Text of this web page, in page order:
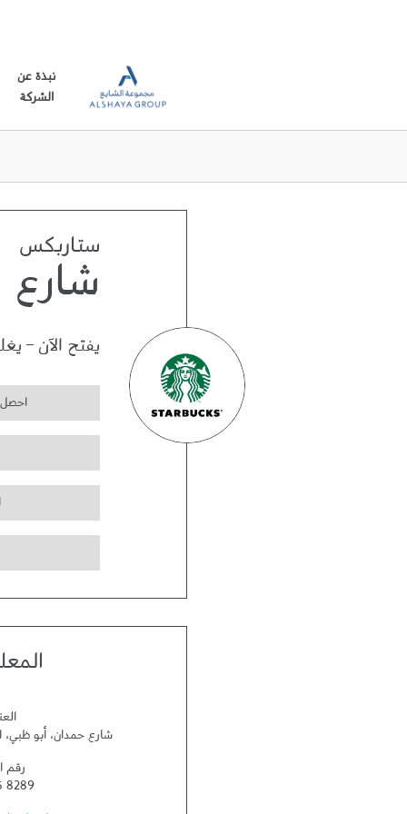
نبذة عن
الشركة
ستاربكس
يفتح الآن-
احصل
شارع حمدان،أبو ظبي،
رقم
8289